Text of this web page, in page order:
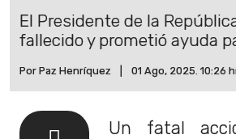
El Presidente de la
fallecido y prometió ayuda
Por Paz Henríquez 01 Ago, 2025. 10:26
Un fatal